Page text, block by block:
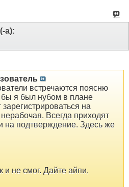
а):
встречаются поясню
я был нубом в плане
на
Всегда приходят
на подтверждение. Здесь же
и не смог. Дайте айпи,